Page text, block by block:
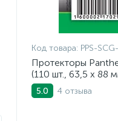
Код товара: PPS-
Протекторы
(110 шт., 63,5 x 88
Card Game Гермес
5.0 4 отзыва